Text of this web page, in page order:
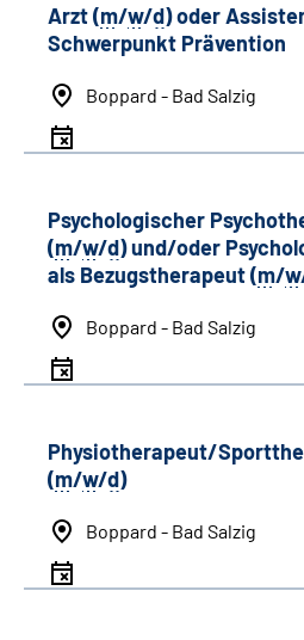
Arzt (m/w/d) oder
Schwerpunkt Prävention
Boppard - Bad Salzig
Psychologischer
(m/w/d) und/oder
als Bezugstherapeut (m/w
Boppard - Bad Salzig
Physiotherapeut/
(m/w/d)
Boppard - Bad Salzig